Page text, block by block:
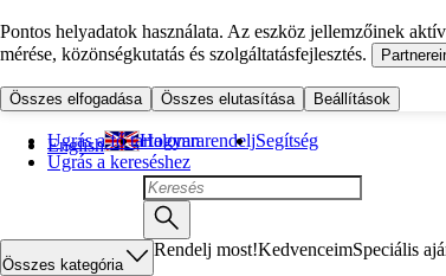
Pontos helyadatok használata. Az eszköz jellemzőinek
mérése, közönségkutatás és szolgáltatásfejlesztés.
Összes elfogadása Összes elutasítása Beállítások
Ugrás a fő tartalomra
Ugrás a kereséshez
English Hogyan rendeljSegítség
Összes kategória
Rendelj most!KedvenceimSpeciális